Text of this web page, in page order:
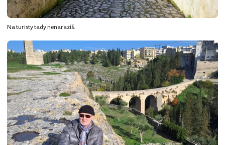
Na turisty tady nenarazíš.